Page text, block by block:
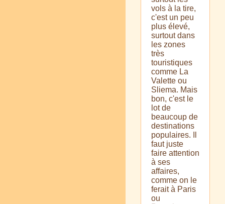
vols à la tire,
c'est un peu
plus élevé,
surtout dans
les zones
très
touristiques
comme La
Valette ou
Sliema. Mais
bon, c'est le
lot de
beaucoup de
destinations
populaires. Il
faut juste
faire attention
à ses
affaires,
comme on le
ferait à Paris
ou